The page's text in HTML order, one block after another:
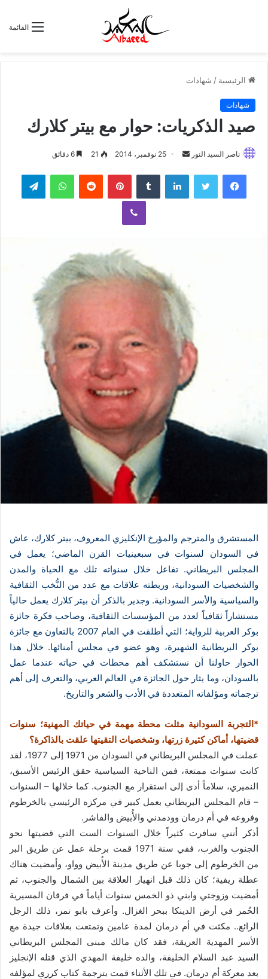
القائمة
الرئيسية / شهادات
شهادات
صيد الذكريات: حوار مع بيتر كلارك
ناصر السيد النور
س
ل
ل
ك
ت
ر
و
ن
ي
25 نوفمبر، 2014 21
لينكدإن بينتيريست واتساب
ڤايبر
المستشرق والمترجم والمؤرخ الإنكليزي المعروف، بيتر كلارك، عاش
في السودان لسنوات في سبعينيات القرن الماضي؛ يعمل في
المجلس البريطاني. تفاعل خلال سنواته تلك مع الحياة والمدن
والشخصيات السودانية، وربطته علاقات مع عدد من النُّخب الثقافية
والسياسية والأسر السودانية. وجدير بالذكر أن بيتر كلارك يعمل حالياً
مستشاراً ثقافياً لعدد من المؤسسات الثقافية، وصاحب فكرة جائزة
بوكر العربية للرواية؛ التي أطلقت في العام 2007 بالتعاون مع جائزة
بوكر البريطانية الشهيرة، وهو عضو في مجلس أمنائها. خلال هذا
الحوار حاولنا أن نستشكف أهم محطات في حياته عندما عمل
بالسودان، وما يثار حول الجائزة في العالم العربي، والتعرف إلى أهم
ترجماته ومؤلفاته المتعددة في الأدب والشعر والتاريخ.
*التجربة السودانية مثلت محطة مهمة في حياتك المهنية؛ سنوات
قضيتها، أماكن كثيرة زرتها، وشخصيات التقيتها علقت بالذاكرة؟
عملت في المجلس البريطاني في السودان من 1971 إلى 1977، لقد
كانت سنوات ممتعة، فمن الناحية السياسية حقق الرئيس الأسبق،
النميري، سلاماً أدى إلى استقرار مع الجنوب. كما خلالها – السنوات
– قام المجلس البريطاني بعمل كبير في مركزه الرئيسي بالخرطوم
وفروعه في أم درمان وودمدني والأُبيض والفاشر.
أذكر أنني سافرت كثيراً خلال السنوات الست التي قضيتها نحو
الجنوب والغرب، ففي سنة 1971 قمت برحلة عمل عن طريق البر
من الخرطوم إلى جوبا عن طريق مدينة الأُبيض وواو، وأمضيت هناك
عطلة ريفية؛ كان ذلك قبل انهيار العلاقة بين الشمال والجنوب، ثم
أمضيت وزوجتي وابني ذو الخمس سنوات أياماً في فرقان المسيرية
الحُمر في أرض الدينكا ببحر الغزال. وأعرف بابو نمر، ذلك الرجل
الرائع.. مكثت في أم درمان لمدة عامين وتمتعت بعلاقات جيدة مع
الأسر المهدية العريقة، فقد كان مالك مبنى المجلس البريطاني
السيد عبد السلام الخليفة، والده خليفة المهدي الذي قتله الإنجليز
بعد معركة أم درمان. في تلك الأثناء قمت بترجمة كتاب كرري لمؤلفه